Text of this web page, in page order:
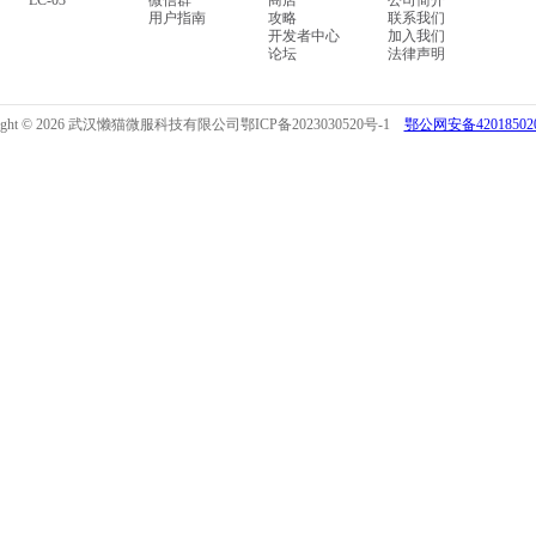
用户指南
攻略
开发者中心
论坛
联系我们
加入我们
法律声明
© 2026 武汉懒猫微服科技有限公司鄂ICP备2023030520号-1 鄂公网安备